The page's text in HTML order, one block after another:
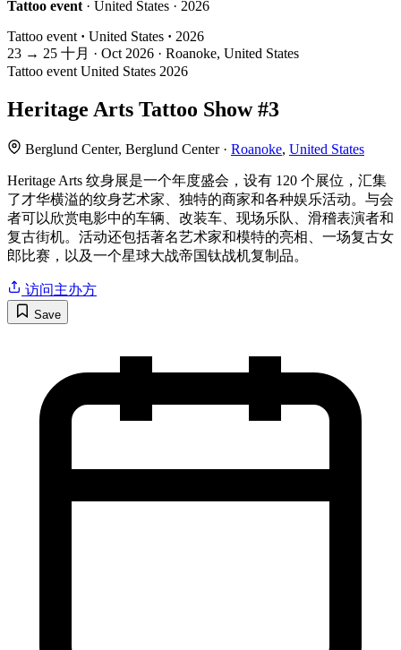
Tattoo event · United States · 2026
Tattoo event · United States · 2026
23 → 25 十月 · Oct 2026 · Roanoke, United States
Tattoo event United States 2026
Heritage Arts Tattoo Show #3
Berglund Center, Berglund Center · Roanoke, United States
Heritage Arts 纹身展是一个年度盛会，设有 120 个展位，汇集
了才华横溢的纹身艺术家、独特的商家和各种娱乐活动。与会
者可以欣赏电影中的车辆、改装车、现场乐队、滑稽表演者和
复古街机。活动还包括著名艺术家和模特的亮相、一场复古女
郎比赛，以及一个星球大战帝国钛战机复制品。
访问主办方
Save